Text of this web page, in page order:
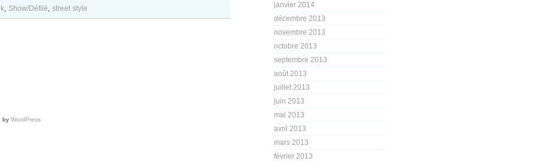
janvier 2014
décembre 2013
novembre 2013
octobre 2013
septembre 2013
août 2013
juillet 2013
juin 2013
mai 2013
avril 2013
mars 2013
février 2013
, Show/Défilé, street style
by WordPress